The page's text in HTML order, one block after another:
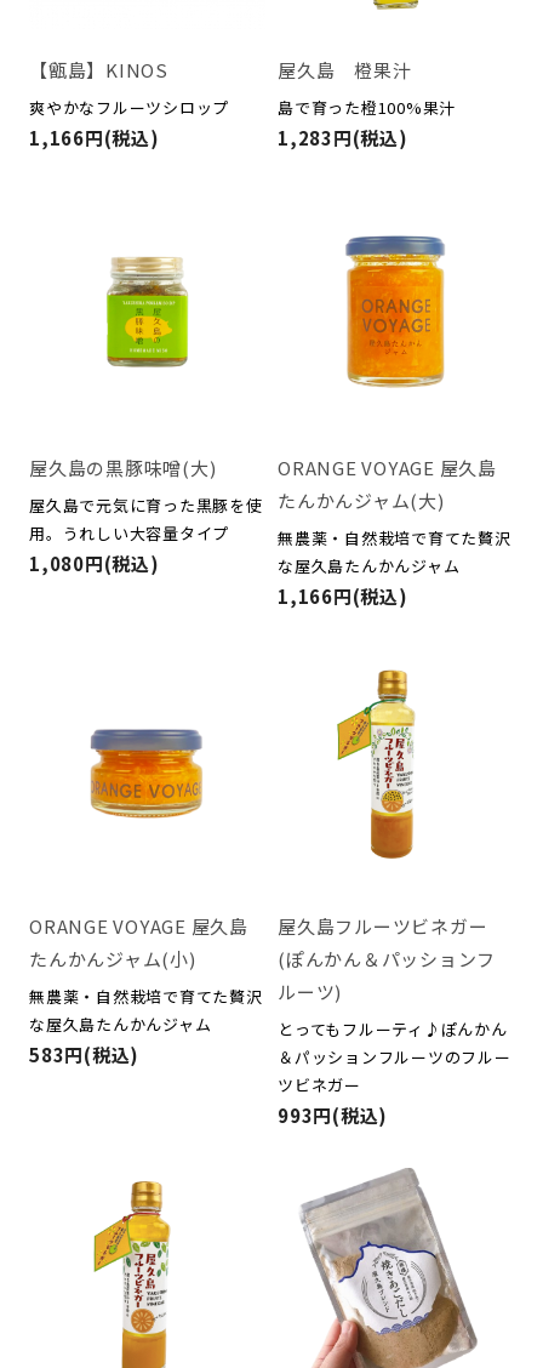
【甑島】KINOS
爽やかなフルーツシロップ
1,166円(税込)
屋久島 橙果汁
島で育った橙100%果汁
1,283円(税込)
屋久島の黒豚味噌(大)
屋久島で元気に育った黒豚を使
用。うれしい大容量タイプ
1,080円(税込)
ORANGE VOYAGE 屋久島
たんかんジャム(大)
無農薬・自然栽培で育てた贅沢
な屋久島たんかんジャム
1,166円(税込)
ORANGE VOYAGE 屋久島
たんかんジャム(小)
無農薬・自然栽培で育てた贅沢
な屋久島たんかんジャム
583円(税込)
屋久島フルーツビネガー
(ぽんかん＆パッションフ
ルーツ)
とってもフルーティ♪ぽんかん
＆パッションフルーツのフルー
ツビネガー
993円(税込)